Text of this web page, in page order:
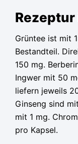
Grüntee ist mit
Bestandteil.
150 mg.
Ingwer mit 50
liefern jeweils
Ginseng sind
mit 1 mg.
pro Kapsel.